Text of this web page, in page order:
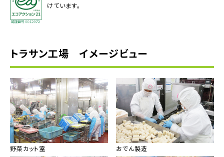
けています。
トラサン工場 イメージビュー
野菜カット室 おでん製造